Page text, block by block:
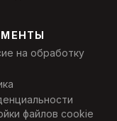
на обработку
файлов cookie